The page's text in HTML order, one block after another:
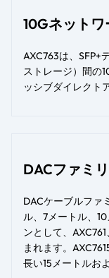
10Gネット
AXC763は、SFP+
ストレージ）間の
ッシブダイレクト
DACファミ
DACケーブルファ
ル、7メートル、
ンとして、
まれます。
長い15メートルお